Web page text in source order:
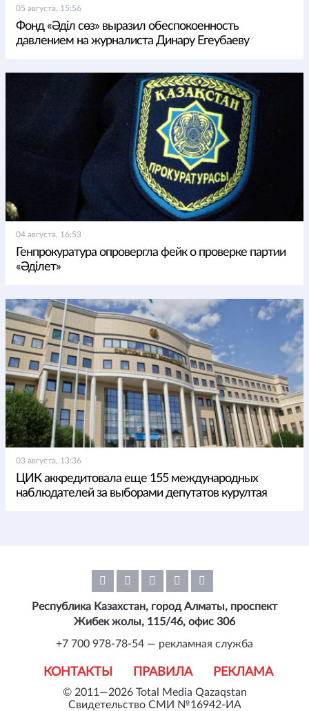
05 августа, 15:56
Фонд «Әділ сөз» выразил обеспокоенность
давлением на журналиста Динару Егеубаеву
04 августа, 16:53
Генпрокуратура опровергла фейк о проверке партии
«Әділет»
03 августа, 13:36
ЦИК аккредитовала еще 155 международных
наблюдателей за выборами депутатов курултая
© 2011—2026 Total Media Qazaqstan
Свидетельство СМИ №16942-ИА
КОНТАКТЫ ПРАВИЛА РЕКЛАМА
Республика Казахстан, город Алматы, проспект
Жибек жолы, 115/46, офис 306
+7 700 978-78-54 — рекламная служба